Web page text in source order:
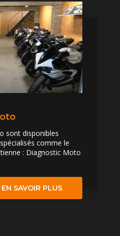
sont disponibles
comme le
: Diagnostic Moto
EN SAVOIR PLUS